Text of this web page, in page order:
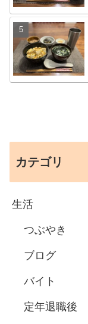
カテゴリ
生活
つぶやき
ブログ
バイト
定年退職後